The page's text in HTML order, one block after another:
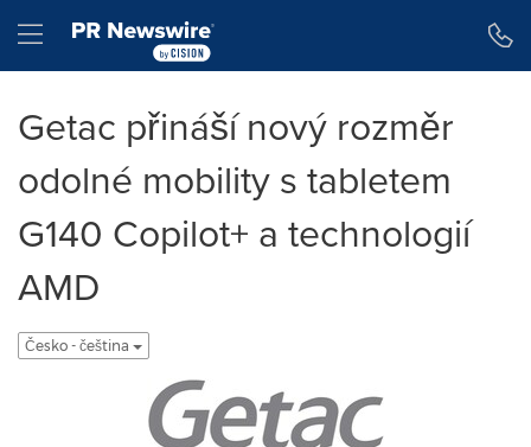
Hamburger menu
Getac přináší nový rozměr
odolné mobility s tabletem
G140 Copilot+ a technologií
AMD
Česko - čeština